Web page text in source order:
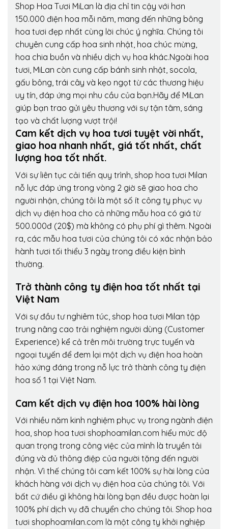
Shop Hoa Tươi MiLan là địa chỉ tin cậy với hơn
150.000 điện hoa mỗi năm, mang đến những bông
hoa tươi đẹp nhất cùng lời chúc ý nghĩa. Chúng tôi
chuyên cung cấp hoa sinh nhật, hoa chúc mừng,
hoa chia buồn và nhiều dịch vụ hoa khác.Ngoài hoa
tươi, MiLan còn cung cấp bánh sinh nhật, socola,
gấu bông, trái cây và kẹo ngọt từ các thương hiệu
uy tín, đáp ứng mọi nhu cầu của bạn.Hãy để MiLan
giúp bạn trao gửi yêu thương với sự tận tâm, sáng
tạo và chất lượng vượt trội!
Cam kết dịch vụ hoa tươi tuyệt vời nhất,
giao hoa nhanh nhất, giá tốt nhất, chất
lượng hoa tốt nhất.
Với sự liên tục cải tiến quy trình, shop hoa tươi Milan
nỗ lực đáp ứng trong vòng 2 giờ sẽ giao hoa cho
người nhận, chúng tôi là một số ít công ty phục vụ
dịch vụ điện hoa cho cả những mẫu hoa có giá từ
500.000đ (20$) mà không có phụ phí gì thêm. Ngoài
ra, các mẫu hoa tươi của chúng tôi có xác nhận bảo
hành tươi tối thiểu 3 ngày trong điều kiện bình
thường.
Trở thành công ty điện hoa tốt nhất tại
Việt Nam
Với sự đầu tư nghiêm túc, shop hoa tươi Milan tập
trung nâng cao trải nghiệm người dùng (Customer
Experience) kể cả trên môi trường trực tuyến và
ngoại tuyến để đem lại một dịch vụ điện hoa hoàn
hảo xứng đáng trong nỗ lực trở thành công ty điện
hoa số 1 tại Việt Nam.
Cam kết dịch vụ điện hoa 100% hài lòng
Với nhiều năm kinh nghiệm phục vụ trong ngành điện
hoa, shop hoa tươi shophoamilan.com hiểu mức độ
quan trọng trong công việc của mình là truyền tải
đúng và đủ thông điệp của người tặng đến người
nhận. Vì thế chúng tôi cam kết 100% sự hài lòng của
khách hàng với dịch vụ điện hoa của chúng tôi. Với
bất cứ điều gì không hài lòng bạn đều được hoàn lại
100% phí dịch vụ đã chuyển cho chúng tôi. Shop hoa
tươi shophoamilan.com là một công ty khởi nghiệp